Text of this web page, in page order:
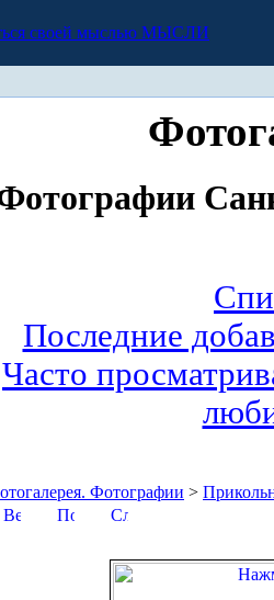
МЫСЛИ
Последние
Часто
Фотографии >